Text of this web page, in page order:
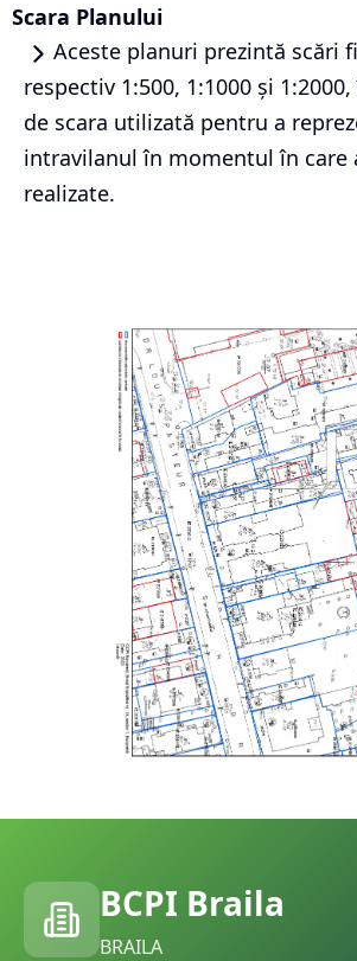
Scara Planului
Aceste planuri prezintă scări
respectiv 1:500, 1:1000 și
de scara utilizată pentru a
intravilanul în momentul în care
realizate.
BCPI Braila
BRAILA